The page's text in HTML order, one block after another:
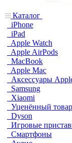
Каталог
iPhone
iPad
Apple Watch
Apple AirPods
MacBook
Apple Mac
Аксессуары
Samsung
Xiaomi
Уценённый товар
Dyson
Игровые
Смартфоны